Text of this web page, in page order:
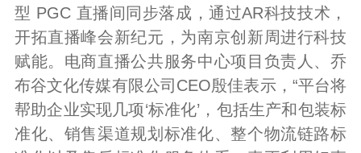
型 PGC 直播间同步落成，通过AR科技技术，
开拓直播峰会新纪元，为南京创新周进行科技
赋能。电商直播公共服务中心项目负责人、乔
布谷文化传媒有限公司CEO殷佳表示，“平台将
帮助企业实现几项‘标准化’，包括生产和包装标
准化、销售渠道规划标准化、整个物流链路标